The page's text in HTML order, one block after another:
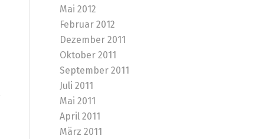
Mai 2012
Februar 2012
Dezember 2011
Oktober 2011
September 2011
Juli 2011
Mai 2011
April 2011
März 2011